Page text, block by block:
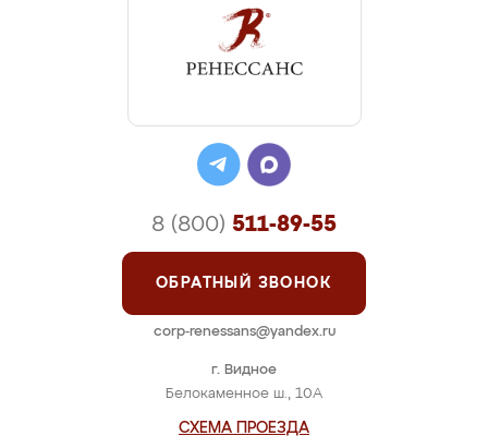
г. Видное
Белокаменное ш., 10А
СХЕМА ПРОЕЗДА
8 (800) 511-89-55
ОБРАТНЫЙ ЗВОНОК
corp-renessans@yandex.ru